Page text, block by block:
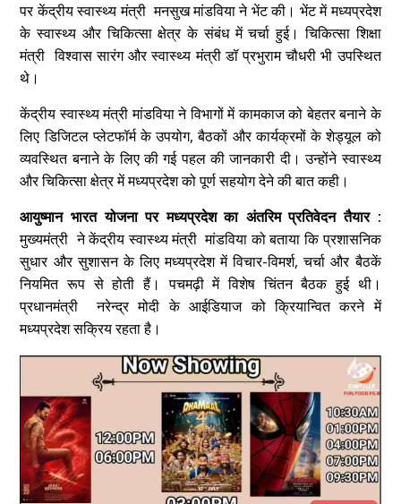
पर केंद्रीय स्वास्थ्य मंत्री मनसुख मांडविया ने भेंट की। भेंट में मध्यप्रदेश
के स्वास्थ्य और चिकित्सा क्षेत्र के संबंध में चर्चा हुई। चिकित्सा शिक्षा
मंत्री विश्वास सारंग और स्वास्थ्य मंत्री डॉ प्रभुराम चौधरी भी उपस्थित
थे।
केंद्रीय स्वास्थ्य मंत्री मांडविया ने विभागों में कामकाज को बेहतर बनाने के
लिए डिजिटल प्लेटफॉर्म के उपयोग, बैठकों और कार्यक्रमों के शेड्यूल को
व्यवस्थित बनाने के लिए की गई पहल की जानकारी दी। उन्होंने स्वास्थ्य
और चिकित्सा क्षेत्र में मध्यप्रदेश को पूर्ण सहयोग देने की बात कही।
आयुष्मान भारत योजना पर मध्यप्रदेश का अंतरिम प्रतिवेदन तैयार :
मुख्यमंत्री ने केंद्रीय स्वास्थ्य मंत्री मांडविया को बताया कि प्रशासनिक
सुधार और सुशासन के लिए मध्यप्रदेश में विचार-विमर्श, चर्चा और बैठकें
नियमित रूप से होती हैं। पचमढ़ी में विशेष चिंतन बैठक हुई थी।
प्रधानमंत्री नरेन्द्र मोदी के आईडियाज को क्रियान्वित करने में
मध्यप्रदेश सक्रिय रहता है।